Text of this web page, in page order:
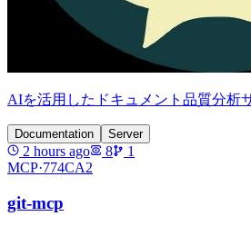
AIを活用したドキュメント品質分析
Documentation Server
2 hours ago 8
1
MCP·774CA2
git-mcp